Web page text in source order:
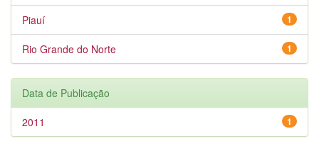
1
Piauí
1
Rio Grande do Norte
Data de Publicação
1
2011